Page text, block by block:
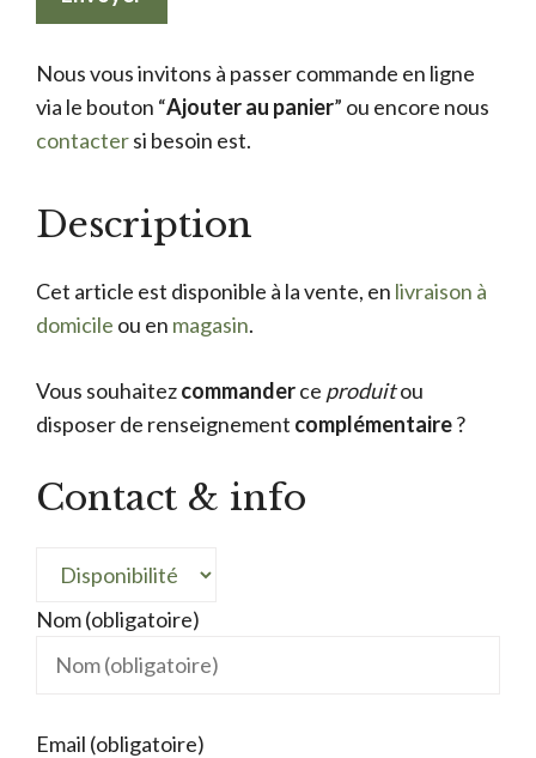
Nous vous invitons à passer commande en ligne
via le bouton “Ajouter au panier” ou encore nous
contactersi besoin est.
Description
Cet article est disponible à la vente, en livraison à
domicile ou en magasin.
Vous souhaitezcommanderce produitou
disposer de renseignement complémentaire?
Contact & info
Nom (obligatoire)
Email (obligatoire)